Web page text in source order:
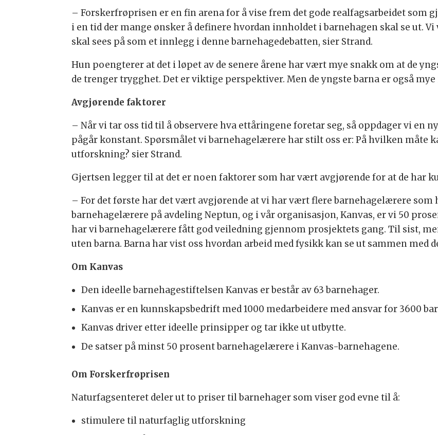
– Forskerfrøprisen er en fin arena for å vise frem det gode realfagsarbeidet som
i en tid der mange ønsker å definere hvordan innholdet i barnehagen skal se ut.
skal sees på som et innlegg i denne barnehagedebatten, sier Strand.
Hun poengterer at det i løpet av de senere årene har vært mye snakk om at de
de trenger trygghet. Det er viktige perspektiver. Men de yngste barna er også mye
Avgjørende faktorer
– Når vi tar oss tid til å observere hva ettåringene foretar seg, så oppdager vi en
pågår konstant. Spørsmålet vi barnehagelærere har stilt oss er: På hvilken måte
utforskning? sier Strand.
Gjertsen legger til at det er noen faktorer som har vært avgjørende for at de har
– For det første har det vært avgjørende at vi har vært flere barnehagelærere som
barnehagelærere på avdeling Neptun, og i vår organisasjon, Kanvas, er vi 50
har vi barnehagelærere fått god veiledning gjennom prosjektets gang. Til sist,
uten barna. Barna har vist oss hvordan arbeid med fysikk kan se ut sammen med
Om Kanvas
Den ideelle barnehagestiftelsen Kanvas er består av 63 barnehager.
Kanvas er en kunnskapsbedrift med 1000 medarbeidere med ansvar for 3600
Kanvas driver etter ideelle prinsipper og tar ikke ut utbytte.
De satser på minst 50 prosent barnehagelærere i Kanvas-barnehagene.
Om Forskerfrøprisen
Naturfagsenteret deler ut to priser til barnehager som viser god evne til å:
stimulere til naturfaglig utforskning